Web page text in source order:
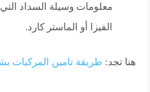
معلومات وسيلة السداد التي
الفيزا أو الماستر كارد.
هنا تجد: طريقة تامين المركبات